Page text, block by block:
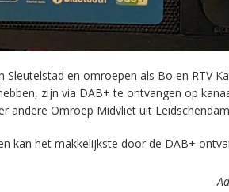
Sleutelstad en omroepen als Bo en RTV
zijn via DAB+ te ontvangen op
andere Omroep Midvliet uit
kan het makkelijkste door de DAB+